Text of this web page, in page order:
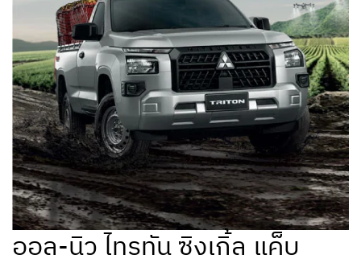
ออล-นิว ไทรทัน ซิงเกิ้ล แค็บ